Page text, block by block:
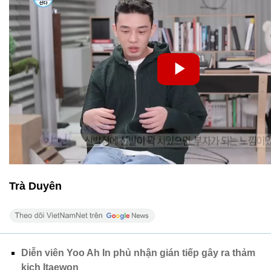
Trà Duyên
Diễn viên Yoo Ah In phủ nhận gián tiếp gây ra thảm
kịch Itaewon